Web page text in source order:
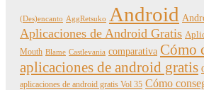
(Des)encanto AggRetsuko Android
Aplicaciones de Android Gratis
Mouth Blame Castlevania comparativa Cómo
aplicaciones de android gratis
aplicaciones de android gratis Vol 35 Cómo